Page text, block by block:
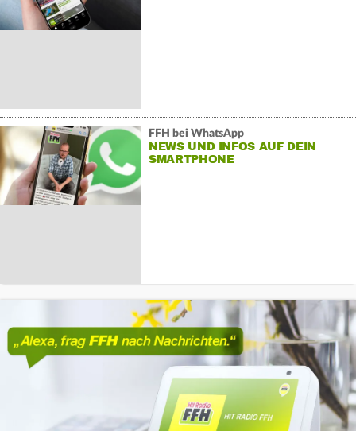
FFH bei WhatsApp
NEWS UND INFOS AUF DEIN
SMARTPHONE